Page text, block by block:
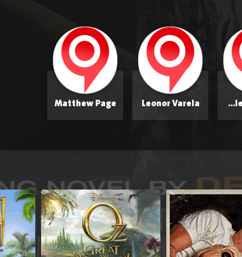
Ashley Sommers
Leonor Varela
Matthew Page